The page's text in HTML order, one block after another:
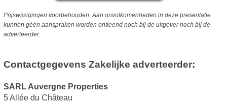
Prijswijzigingen voorbehouden. Aan onvolkomenheden in deze presentatie
kunnen géén aanspraken worden ontleend noch bij de uitgever noch bij de
adverteerder.
Contactgegevens Zakelijke adverteerder:
SARL Auvergne Properties
5 Allée du Château